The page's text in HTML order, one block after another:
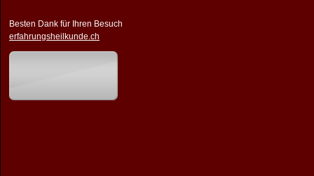
Besten Dank für Ihren Besuch
erfahrungsheilkunde.ch